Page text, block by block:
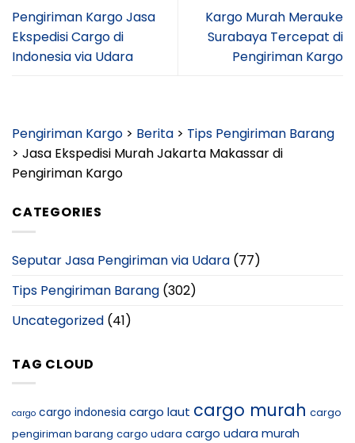
Pengiriman Kargo Jasa
Ekspedisi Cargo di
Indonesia via Udara
Kargo Murah Merauke
Surabaya Tercepat di
Pengiriman Kargo
Pengiriman Kargo > Berita > Tips Pengiriman Barang
> Jasa Ekspedisi Murah Jakarta Makassar di
Pengiriman Kargo
CATEGORIES
Seputar Jasa Pengiriman via Udara (77)
Tips Pengiriman Barang (302)
Uncategorized (41)
TAG CLOUD
cargo cargo indonesia cargo laut cargo murah cargo
pengiriman barang cargo udara cargo udara murah